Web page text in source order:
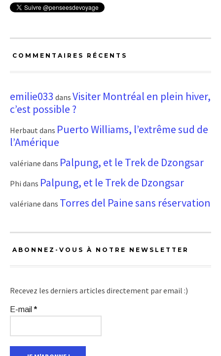
COMMENTAIRES RÉCENTS
emilie033 dans Visiter Montréal en plein hiver,
c’est possible ?
Herbaut dans Puerto Williams, l’extrême sud de
l’Amérique
valériane dans Palpung, et le Trek de Dzongsar
Phi dans Palpung, et le Trek de Dzongsar
valériane dans Torres del Paine sans réservation
ABONNEZ-VOUS À NOTRE NEWSLETTER
Recevez les derniers articles directement par email :)
E-mail*